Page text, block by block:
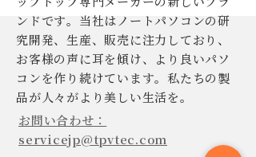
ンドです。当社はノートパソコンの研
究開発、生産、販売に注力しており、
お客様の声に耳を傾け、より良いパソ
コンを作り続けています。私たちの製
品が人々がより美しい生活を。
お問い合わせ：
servicejp@tpvtec.com